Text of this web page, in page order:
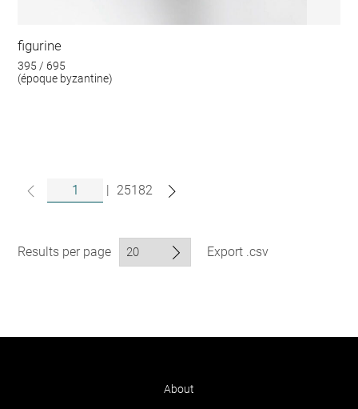
figurine
395 / 695
(époque byzantine)
| 25182
Results per page Export .csv
About